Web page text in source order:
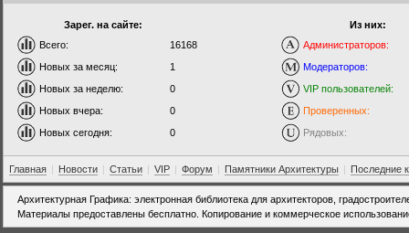
Зарег. на сайте:
Всего:
16168
Новых за месяц:
1
Новых за неделю:
0
Новых вчера:
0
Новых сегодня:
0
Из них:
Администраторов:
Модераторов:
VIP пользователей:
Проверенных:
Рядовых:
Главная | Новости | Статьи | VIP | Форум | Памятники Архитектуры | Последние
Архитектурная Графика: электронная библиотека для архитекторов,
Материалы предоставлены бесплатно. Копирование и коммерческое